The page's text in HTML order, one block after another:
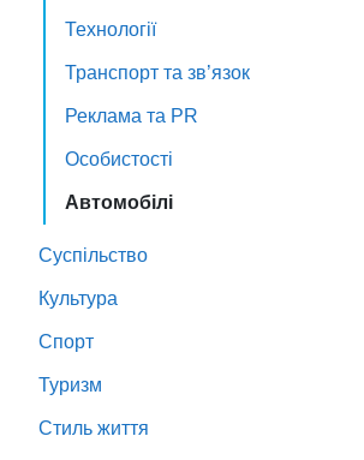
Технології
Транспорт та зв’язок
Реклама та PR
Особистості
Автомобілі
Суспільство
Культура
Спорт
Туризм
Стиль життя